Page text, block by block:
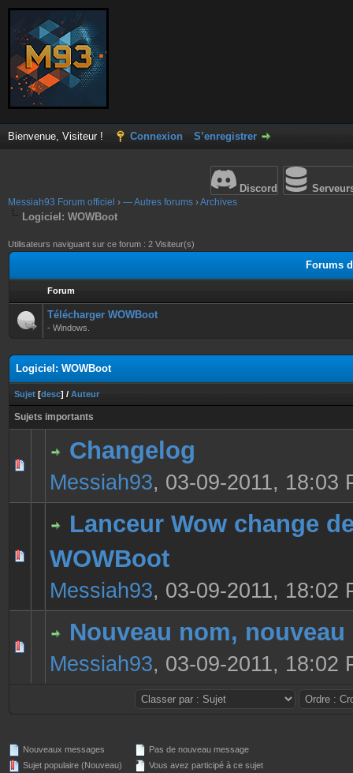
Bienvenue, Visiteur ! Connexion S’enregistrer
Discord
Messiah93 Forum officiel › — Autres forums ›Archives
Logiciel: WOWBoot
Utilisateurs naviguant sur ce forum : 2 Visiteur(s)
Forums
Forum
Télécharger WOWBoot
- Windows.
Logiciel: WOWBoot
Sujet [desc] / Auteur
Sujets importants
Changelog
Messiah93, 03-09-2011, 18:03
0 Votes - 0 sur 5 en moyenne
345
Lanceur Wow change
WOWBoot
Messiah93, 03-09-2011, 18:02
0 Votes - 0 sur 5 en moyenne
1
Nouveau nom, nouveau
Messiah93, 03-09-2011, 18:02
Nouveaux messages
Sujet populaire (Nouveau)
Pas de nouveau message
Vous avez participé à ce sujet